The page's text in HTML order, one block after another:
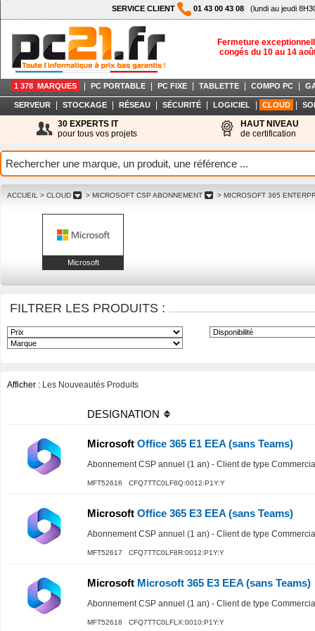
SERVICE CLIENT 01 43 00 43 08 (lundi au jeudi
Fermeture
congés du 10 au 14
1 378 MARQUES PC PORTABLE PC FIXE TABLETTE COMPO PC
SERVEUR STOCKAGE RÉSEAU SÉCURITÉ LOGICIEL CLOUD
30 EXPERTS IT
pour tous vos projets
HAUT NIVEAU
de certification
ACCUEIL > CLOUD > MICROSOFT CSP ABONNEMENT > MICROSOFT 365
Microsoft
FILTRER LES PRODUITS :
Afficher : Les Nouveautés Produits
DESIGNATION
Microsoft Office 365 E1 EEA (sans Teams)
Abonnement CSP annuel (1 an) - Client de type
MFT52616 CFQ7TTC0LF8Q:0012:P1Y:Y
Microsoft Office 365 E3 EEA (sans Teams)
Abonnement CSP annuel (1 an) - Client de type
MFT52617 CFQ7TTC0LF8R:0012:P1Y:Y
Microsoft Microsoft 365 E3 EEA (sans Teams)
Abonnement CSP annuel (1 an) - Client de type
MFT52618 CFQ7TTC0LFLX:0010:P1Y:Y